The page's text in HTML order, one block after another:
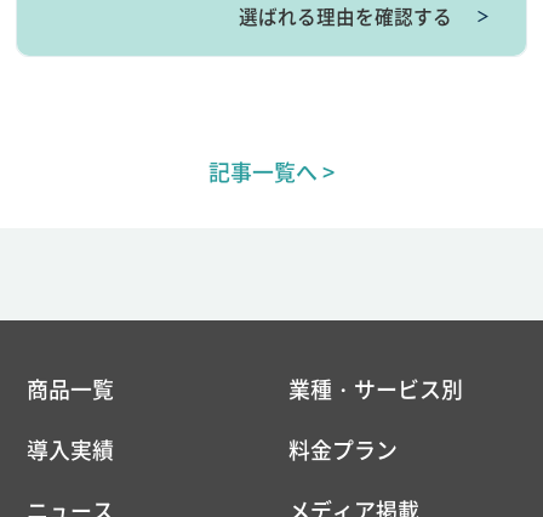
選ばれる理由を確認する ＞
記事一覧へ >
商品一覧
業種・サービス別
導入実績
料金プラン
ニュース
メディア掲載